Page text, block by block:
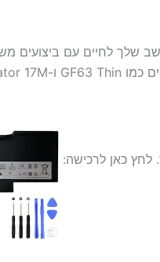
לחץ כאן לרכישה: